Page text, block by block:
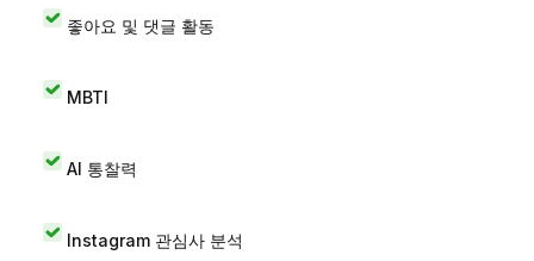
좋아요 및 댓글 활동
MBTI
AI 통찰력
Instagram 관심사 분석